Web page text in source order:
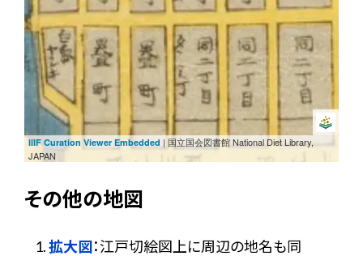
IIIF Curation Viewer Embedded | 国立国会図書館 National Diet Library,
JAPAN
その他の地図
拡大図：江戸切絵図上に周辺の地名も同